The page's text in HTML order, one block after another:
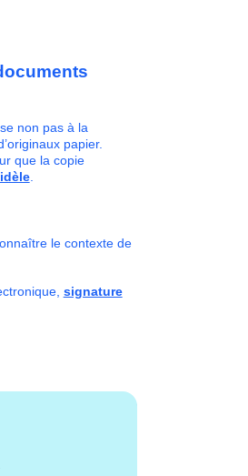
non pas à la
papier.
que la copie
.
le contexte de
signature